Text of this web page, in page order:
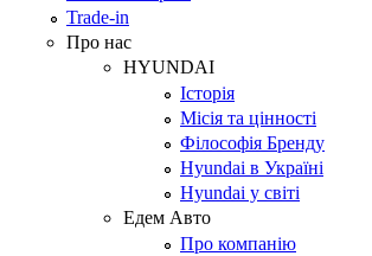
Trade-in
Про нас
HYUNDAI
Історія
Місія та цінності
Філософія Бренду
Hyundai в Україні
Hyundai у світі
Едем Авто
Про компанію